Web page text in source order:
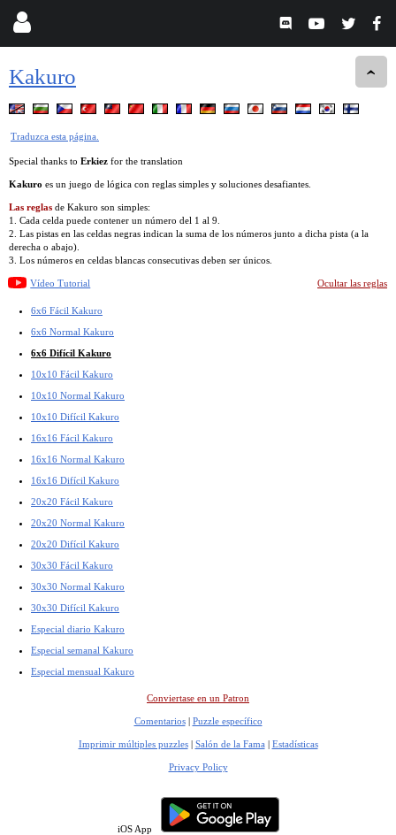
Kakuro
Traduzca esta página.
Special thanks to Erkiez for the translation
Kakuro es un juego de lógica con reglas simples y soluciones desafiantes.
Las reglas de Kakuro son simples:
1. Cada celda puede contener un número del 1 al 9.
2. Las pistas en las celdas negras indican la suma de los números junto a dicha pista (a la
derecha o abajo).
3. Los números en celdas blancas consecutivas deben ser únicos.
Vídeo Tutorial Ocultar las reglas
6x6 Fácil Kakuro
6x6 Normal Kakuro
6x6 Difícil Kakuro
10x10 Fácil Kakuro
10x10 Normal Kakuro
10x10 Difícil Kakuro
16x16 Fácil Kakuro
16x16 Normal Kakuro
16x16 Difícil Kakuro
20x20 Fácil Kakuro
20x20 Normal Kakuro
20x20 Difícil Kakuro
30x30 Fácil Kakuro
30x30 Normal Kakuro
30x30 Difícil Kakuro
Especial diario Kakuro
Especial semanal Kakuro
Especial mensual Kakuro
Conviertase en un Patron
Comentarios| Puzzle específico
Imprimir múltiples puzzles| Salón de la Fama | Estadísticas
Privacy Policy
iOS App